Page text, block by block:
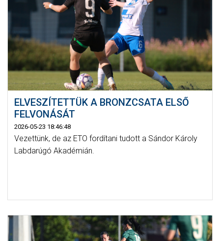
ELVESZÍTETTÜK A BRONZCSATA ELSŐ
FELVONÁSÁT
2026-05-23 18:46:48
Vezettünk, de az ETO fordítani tudott a Sándor Károly
Labdarúgó Akadémián.